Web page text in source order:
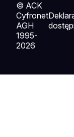
© ACK
Cyfronet
AGH
1995-
2026